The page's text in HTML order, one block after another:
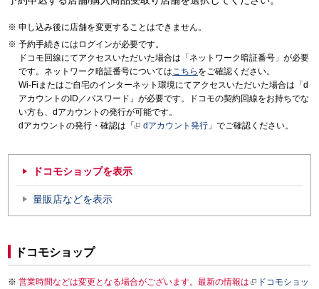
申し込み後に店舗を変更することはできません。
予約手続きにはログインが必要です。
ドコモ回線にてアクセスいただいた場合は「ネットワーク暗証番号」が必要
です。ネットワーク暗証番号についてはこちら をご確認ください。
Wi-Fiまたはご自宅のインターネット環境にてアクセスいただいた場合は「d
アカウントのID／パスワード」が必要です。ドコモの契約回線をお持ちでな
い方も、dアカウントの発行が可能です。
dアカウントの発行・確認は「
dアカウント発行 」でご確認ください。
ドコモショップを表示
量販店などを表示
ドコモショップ
営業時間などは変更となる場合がございます。最新の情報は
ドコモショッ